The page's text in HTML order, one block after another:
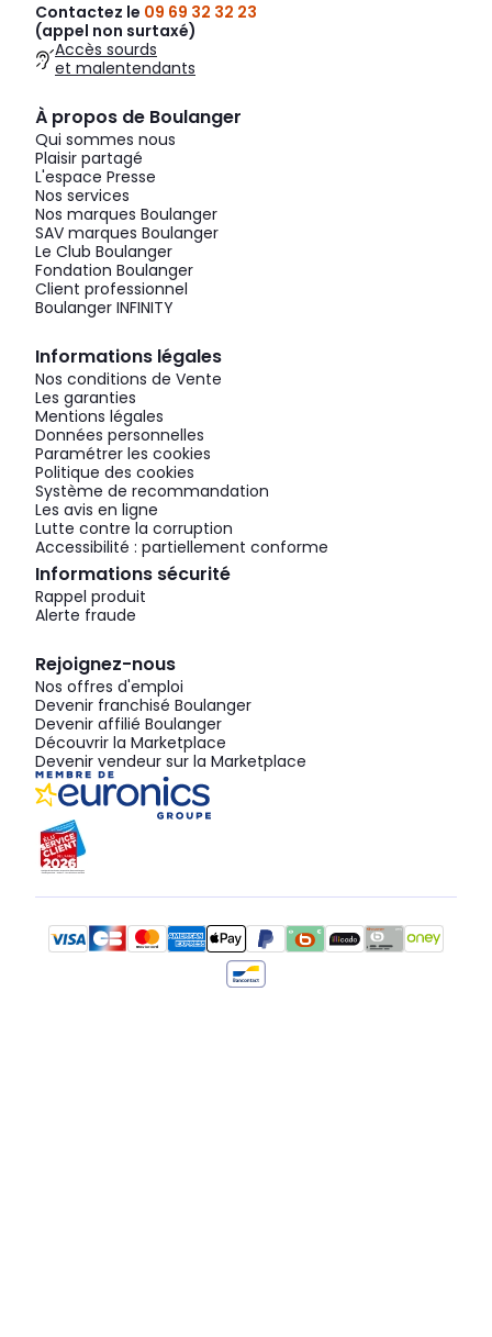
Contactez le 09 69 32 32 23
(appel non surtaxé)
Accès sourds
et malentendants
À propos de Boulanger
Qui sommes nous
Plaisir partagé
L'espace Presse
Nos services
Nos marques Boulanger
SAV marques Boulanger
Le Club Boulanger
Fondation Boulanger
Client professionnel
Boulanger INFINITY
Informations légales
Nos conditions de Vente
Les garanties
Mentions légales
Données personnelles
Paramétrer les cookies
Politique des cookies
Système de recommandation
Les avis en ligne
Lutte contre la corruption
Accessibilité : partiellement conforme
Informations sécurité
Rappel produit
Alerte fraude
Rejoignez-nous
Nos offres d'emploi
Devenir franchisé Boulanger
Devenir affilié Boulanger
Découvrir la Marketplace
Devenir vendeur sur la Marketplace